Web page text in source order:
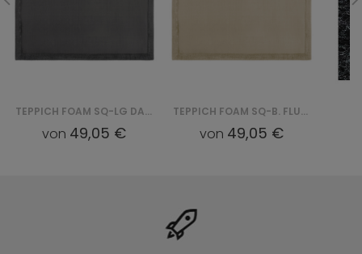
TEPPICH FOAM SQ-LG DARK FLUFFIN SQUARE - SZARY
von 49,05 €
TEPPICH FOAM SQ-B. FLUFFIN SQUARE - BEŻOWY
von 49,05 €